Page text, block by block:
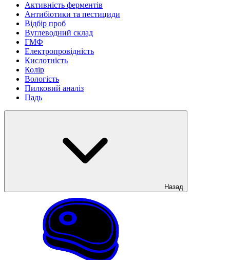
Активність ферментів
Антибіотики та пестициди
Відбір проб
Вуглеводний склад
ГМФ
Електропровідність
Кислотність
Колір
Вологість
Пилковий аналіз
Падь
Назад